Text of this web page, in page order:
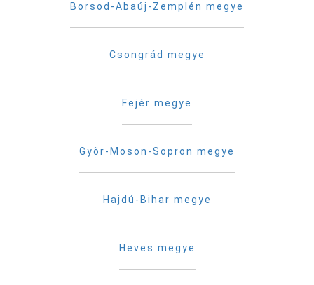
Borsod-Abaúj-Zemplén megye
Csongrád megye
Fejér megye
Gyõr-Moson-Sopron megye
Hajdú-Bihar megye
Heves megye